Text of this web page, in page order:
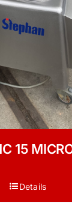
15
Details